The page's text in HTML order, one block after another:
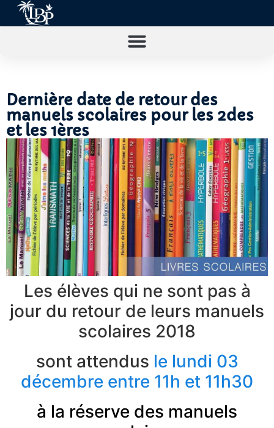
Dernière date de retour des
manuels scolaires pour les 2des
et les 1ères
Les élèves qui ne sont pas à
jour du retour de leurs manuels
scolaires 2018
sont attendus le lundi 03
décembre entre 11h et 11h30
à la réserve des manuels